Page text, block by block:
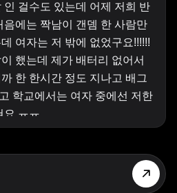
인 걸수도 있는데 어제 저희 반
음에는 짝남이 갠뎀 한 사람만
여자는 저 밖에 없었구요!!!!!!
했는데 제가 배터리 없어서
한 한시간 정도 지나고 배그
학교에서는 여자 중에선 저한
요 ㅠㅠ